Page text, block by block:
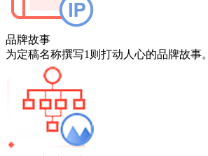
品牌故事
为定稿名称撰写1则打动人心的品牌故事。